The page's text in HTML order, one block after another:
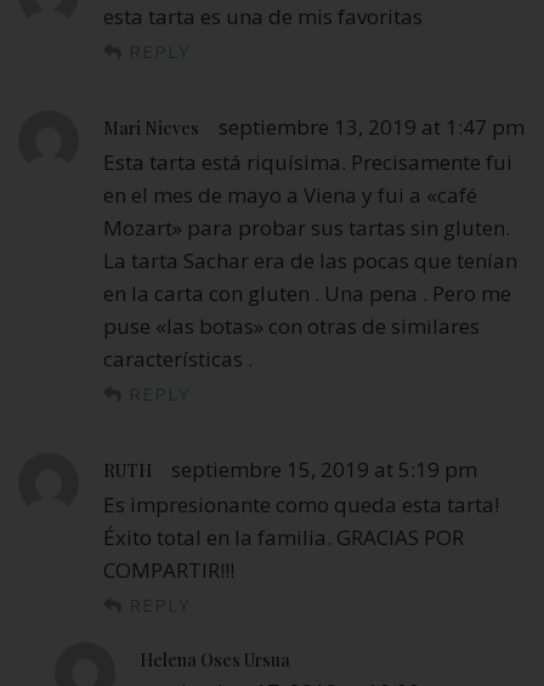
esta tarta es una de mis favoritas
REPLY
Mari Nieves
septiembre 13, 2019 at 1:47 pm
Esta tarta está riquísima. Precisamente fui
en el mes de mayo a Viena y fui a «café
Mozart» para probar sus tartas sin gluten.
La tarta Sachar era de las pocas que tenían
en la carta con gluten . Una pena . Pero me
puse «las botas» con otras de similares
características .
REPLY
RUTH
septiembre 15, 2019 at 5:19 pm
Es impresionante como queda esta tarta!
Éxito total en la familia. GRACIAS POR
COMPARTIR!!!
REPLY
Helena Oses Ursua